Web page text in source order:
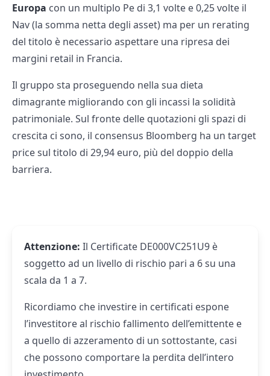
Europa con un multiplo Pe di 3,1 volte e 0,25 volte il
Nav (la somma netta degli asset) ma per un rerating
del titolo è necessario aspettare una ripresa dei
margini retail in Francia.
Il gruppo sta proseguendo nella sua dieta
dimagrante migliorando con gli incassi la solidità
patrimoniale. Sul fronte delle quotazioni gli spazi di
crescita ci sono, il consensus Bloomberg ha un target
price sul titolo di 29,94 euro, più del doppio della
barriera.
Attenzione: Il Certificate DE000VC251U9 è
soggetto ad un livello di rischio pari a 6 su una
scala da 1 a 7.
Ricordiamo che investire in certificati espone
l’investitore al rischio fallimento dell’emittente e
a quello di azzeramento di un sottostante, casi
che possono comportare la perdita dell’intero